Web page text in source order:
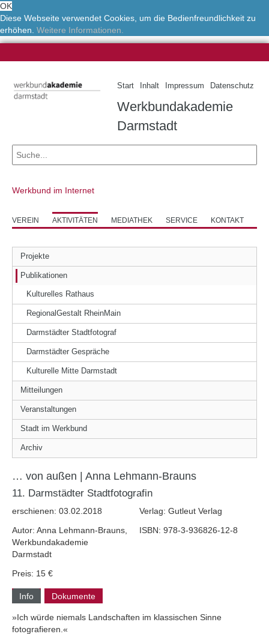
OK
Diese Webseite verwendet Cookies, um die Bedienfreundlichkeit zu
erhöhen. Weitere Informationen.
Start Inhalt Impressum Datenschutz
Werkbundakademie
Darmstadt
Werkbund im Internet
VEREIN AKTIVITÄTEN MEDIATHEK SERVICE KONTAKT
Projekte
Publikationen
Kulturelles Rathaus
RegionalGestalt RheinMain
Darmstädter Stadtfotograf
Darmstädter Gespräche
Kulturelle Mitte Darmstadt
Mitteilungen
Veranstaltungen
Stadt im Werkbund
Archiv
… von außen | Anna Lehmann-Brauns
11. Darmstädter Stadtfotografin
erschienen: 03.02.2018
Autor: Anna Lehmann-Brauns,
Werkbundakademie
Darmstadt
Preis: 15 €
Verlag: Gutleut Verlag
ISBN: 978-3-936826-12-8
Info Dokumente
»Ich würde niemals Landschaften im klassischen Sinne
fotografieren.«